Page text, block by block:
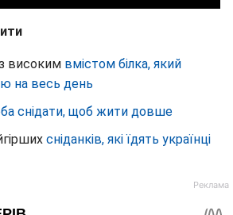
високим вмістом білка, який
на весь день
снідати, щоб жити довше
сніданків, які їдять українці